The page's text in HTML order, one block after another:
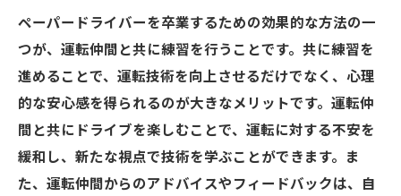
ペーパードライバーを卒業するための効果的な方法の一
つが、運転仲間と共に練習を行うことです。共に練習を
進めることで、運転技術を向上させるだけでなく、心理
的な安心感を得られるのが大きなメリットです。運転仲
間と共にドライブを楽しむことで、運転に対する不安を
緩和し、新たな視点で技術を学ぶことができます。ま
た、運転仲間からのアドバイスやフィードバックは、自